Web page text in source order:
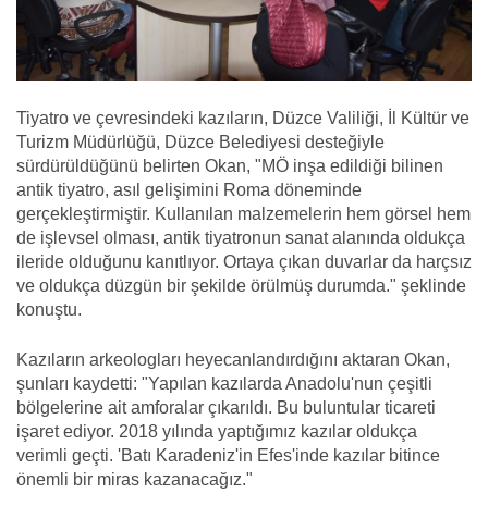
Tiyatro ve çevresindeki kazıların, Düzce Valiliği, İl Kültür ve
Turizm Müdürlüğü, Düzce Belediyesi desteğiyle
sürdürüldüğünü belirten Okan, "MÖ inşa edildiği bilinen
antik tiyatro, asıl gelişimini Roma döneminde
gerçekleştirmiştir. Kullanılan malzemelerin hem görsel hem
de işlevsel olması, antik tiyatronun sanat alanında oldukça
ileride olduğunu kanıtlıyor. Ortaya çıkan duvarlar da harçsız
ve oldukça düzgün bir şekilde örülmüş durumda." şeklinde
konuştu.
Kazıların arkeologları heyecanlandırdığını aktaran Okan,
şunları kaydetti: "Yapılan kazılarda Anadolu'nun çeşitli
bölgelerine ait amforalar çıkarıldı. Bu buluntular ticareti
işaret ediyor. 2018 yılında yaptığımız kazılar oldukça
verimli geçti. 'Batı Karadeniz'in Efes'inde kazılar bitince
önemli bir miras kazanacağız."